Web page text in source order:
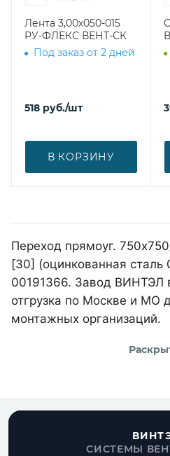
Лента 3,00х050-015
РУ-ФЛЕКС ВЕНТ-СК
Под заказ от 2 дней
518 руб./шт
В КОРЗИНУ
Переход прямоуг.
[30] (оцинкованная сталь
00191366. Завод ВИНТЭЛ
отгрузка по Москве и МО
монтажных организаций.
СИСТЕМЫ